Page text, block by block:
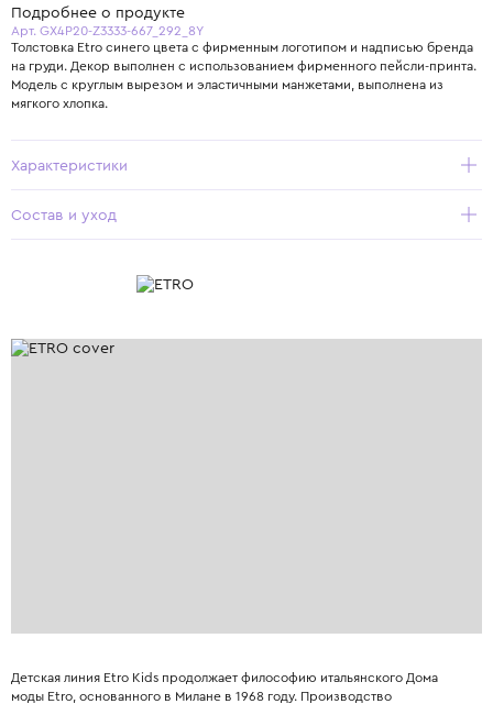
Подробнее о продукте
Арт. GX4P20-Z3333-667_292_8Y
Толстовка Etro синего цвета с фирменным логотипом и надписью бренда
на груди. Декор выполнен с использованием фирменного пейсли-принта.
Модель с круглым вырезом и эластичными манжетами, выполнена из
мягкого хлопка.
Характеристики
Состав и уход
Детская линия Etro Kids продолжает философию итальянского Дома
моды Etro, основанного в Милане в 1968 году. Производство